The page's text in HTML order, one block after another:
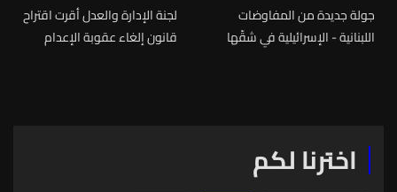
جولة جديدة من المفاوضات
اللبنانية - الإسرائيلية في شقّها
لجنة الإدارة والعدل أقرت اقتراح
قانون إلغاء عقوبة الإعدام
اخترنا لكم